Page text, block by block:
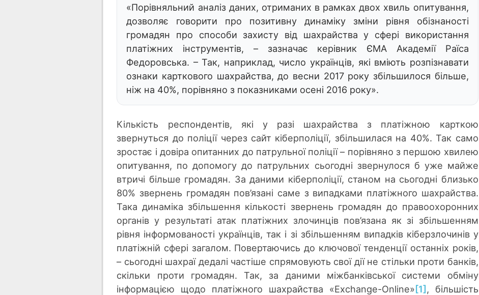
«Порівняльний аналіз даних, отриманих в рамках двох хвиль опитування,
дозволяє говорити про позитивну динаміку зміни рівня обізнаності
громадян про способи захисту від шахрайства у сфері використання
платіжних інструментів, – зазначає керівник ЄМА Академії Раїса
Федоровська. – Так, наприклад, число українців, які вміють розпізнавати
ознаки карткового шахрайства, до весни 2017 року збільшилося більше,
ніж на 40%, порівняно з показниками осені 2016 року».
Кількість респондентів, які у разі шахрайства з платіжною карткою
звернуться до поліції через сайт кіберполіції, збільшилася на 40%. Так само
зростає і довіра опитанних до патрульної поліції – порівняно з першою хвилею
опитування, по допомогу до патрульних сьогодні звернулося б уже майже
втричі більше громадян. За даними кіберполіції, станом на сьогодні близько
80% звернень громадян пов’язані саме з випадками платіжного шахрайства.
Така динаміка збільшення кількості звернень громадян до правоохоронних
органів у результаті атак платіжних злочинців пов’язана як зі збільшенням
рівня інформованості українців, так і зі збільшенням випадків кіберзлочинів у
платіжній сфері загалом. Повертаючись до ключової тенденції останніх років,
– сьогодні шахраї дедалі частіше спрямовують свої дії не стільки проти банків,
скільки проти громадян. Так, за даними міжбанківської системи обміну
інформацією щодо платіжного шахрайства «Exchange-Online»[1], більшість